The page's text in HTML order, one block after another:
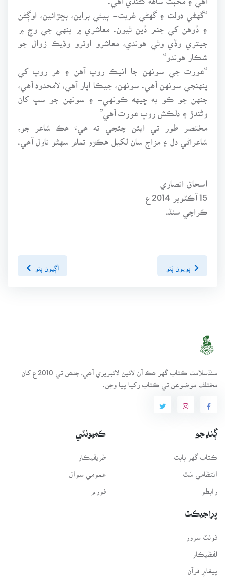
“گهڻي دولت ۽ گهڻي غربت- ٻيئي براين، بڇڙائين، اوڳڻن
۽ ڏوهن کي جنم ڏين ٿيون. معاشري ۾ ٻنهي جي وچ ۾
جيتري وڏي وٿي هوندي، معاشرو اوترو وڌيڪ زوال جو
شڪار هوندو“
“عورت جي سونهن جا انيڪ روپ آهن ۽ هر روپ کي
پنهنجي سونهن آهي. سونهن، جيڪا اپار آهي، لامحدود آهي،
جنهن جو ڪو به ڇيهه ڪونهي- ۽ سونهن جو سڀ کان
وڻندڙ ۽ دلڪش روپ عورت آهي”
مختصر طور تي ايئن چئجي ته هيءَ هڪ شاعر جو،
شاعراڻي دل ۽ مزاج سان لکيل هڪڙو تمام سهڻو ناول آهي.
اسحاق انصاري
15 آڪٽوبر 2014ع
ڪراچي سنڌ.
اڳيون پنو
سنڌسلامت ڪتاب گهر ھڪ آن لائين لائبريري آھي، جنھن تي 2010ع کان
مختلف موضوعن تي ڪتاب رکيا پيا وڃن.
ڳنڍجو
ڪتاب گهر بابت
انتظامي سَٿ
رابطو
ڪميونٽي
طريقيڪار
عمومي سوال
فورم
پراجيڪٽ
فونٽ سرور
لفظيڪار
پيغامِ قرآن